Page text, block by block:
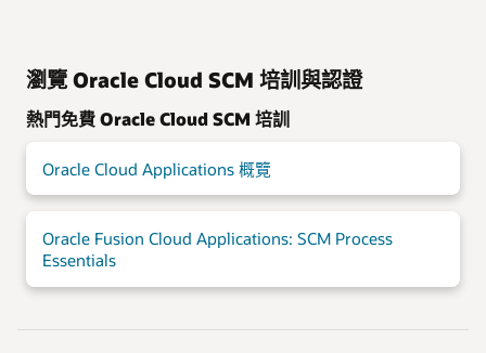
瀏覽 Oracle Cloud SCM 培訓與認證
熱門免費 Oracle Cloud SCM 培訓
Oracle Cloud Applications 概覽
Oracle Fusion Cloud Applications: SCM Process
Essentials